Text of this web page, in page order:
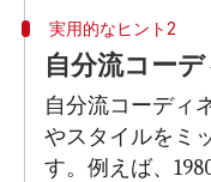
実用的なヒント2
自分流コー
自分流コーディ
やスタイルをミ
す。例えば、